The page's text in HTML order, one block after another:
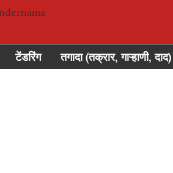
टेंडरिंग तगादा (तक्रार, गाऱ्हाणी, दाद)